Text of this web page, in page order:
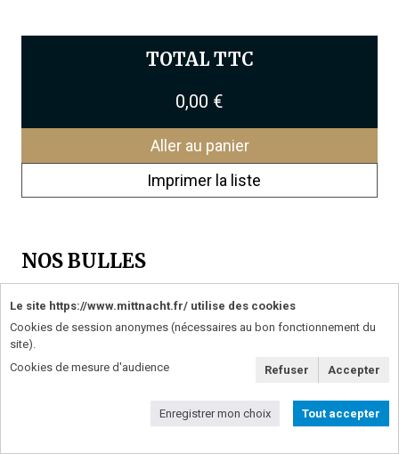
TOTAL TTC
0,00 €
Aller au panier
Imprimer la liste
NOS BULLES
Crémant d'Alsace
Blanc de Blancs
Brut
13,50 €
- +
Crémant d'Alsace
(bouteille de 0.75 l)
16,50 €
- +
Le site https://www.mittnacht.fr/ utilise des cookies
Cookies de session anonymes (nécessaires au bon fonctionnement du
site).
Cookies de mesure d'audience
Refuser Accepter
Enregistrer mon choix Tout accepter